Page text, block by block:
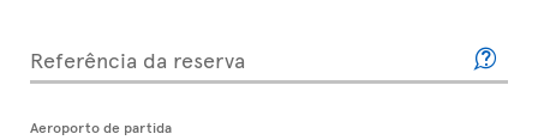
Referência da reserva
Aeroporto de partida